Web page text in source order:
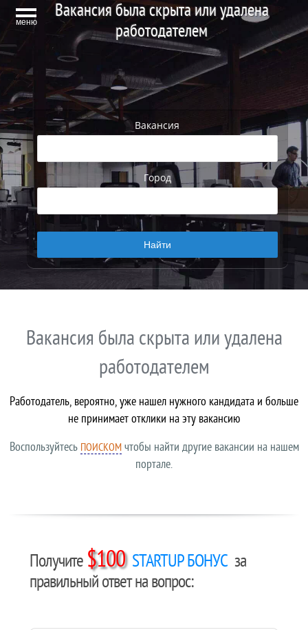
меню
Вакансия была скрыта или удалена
работодателем
Вакансия
Город
Вакансия была скрыта или удалена
работодателем
Работодатель, вероятно, уже нашел нужного кандидата и больше
не принимает отклики на эту вакансию
Воспользуйтесь ПОИСКОМчтобы найти другие вакансии на нашем
портале.
Получите $100 STARTUP БОНУС за
правильный ответ на вопрос: